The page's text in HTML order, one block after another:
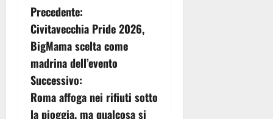
N
a
v
i
Precedente:
Civitavecchia Pride 2026,
BigMama scelta come
madrina dell’evento
Successivo:
Roma affoga nei rifiuti sotto
la pioggia, ma qualcosa si